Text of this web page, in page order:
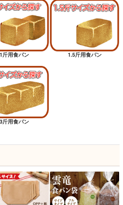
1斤用食パン 1.5斤用食パン
3斤用食パン